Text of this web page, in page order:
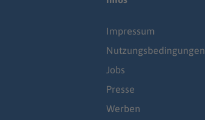
Impressum
Nutzungsbedingungen
Jobs
Presse
Werben